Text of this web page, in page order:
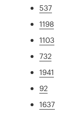
537
1198
1103
732
1941
92
1637